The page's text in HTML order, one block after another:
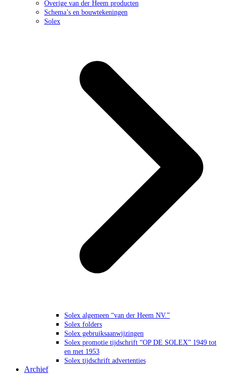
Overige van der Heem producten
Schema’s en bouwtekeningen
Solex
Solex algemeen “van der Heem NV.”
Solex folders
Solex gebruiksaanwijzingen
Solex promotie tijdschrift “OP DE SOLEX” 1949 tot
en met 1953
Solex tijdschrift advertenties
Archief